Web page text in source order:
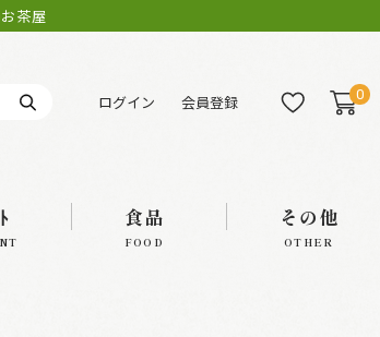
茶屋
ログイン 会員登録 0
食品
FOOD
その他
OTHER